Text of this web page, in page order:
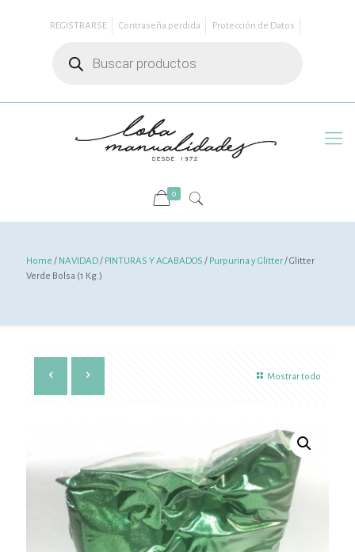
REGISTRARSE Contraseña perdida
Protección de Datos
productos
0
Home / NAVIDAD/ PINTURAS Y ACABADOS / Purpurina y Glitter/ Glitter
Verde Bolsa (1 Kg.)
Mostrar todo